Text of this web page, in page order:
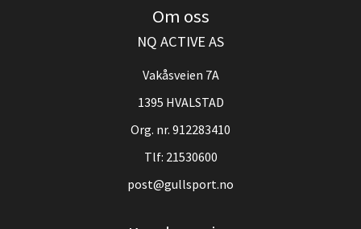
Om oss
NQ ACTIVE AS
Vakåsveien 7A
1395 HVALSTAD
Org. nr. 912283410
Tlf: 21530600
post@gullsport.no